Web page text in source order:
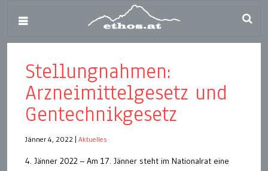
Stellungnahmen:
Arzneimittelgesetz und
Gentechnikgesetz
Jänner 4, 2022 Aktuelles
4. Jänner 2022 – Am 17. Jänner steht im Nationalrat eine